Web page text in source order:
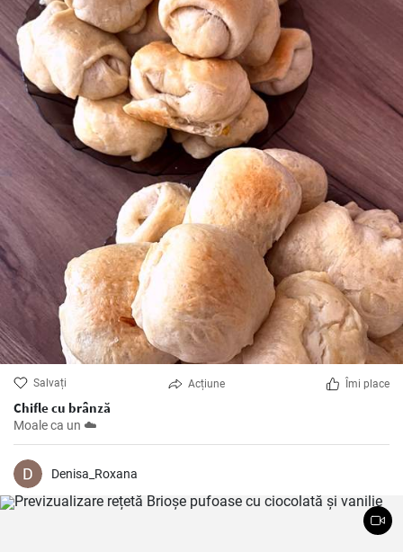
Salvați Acțiune Îmi place
Chifle cu brânză
Moale ca un ☁️
Denisa_Roxana